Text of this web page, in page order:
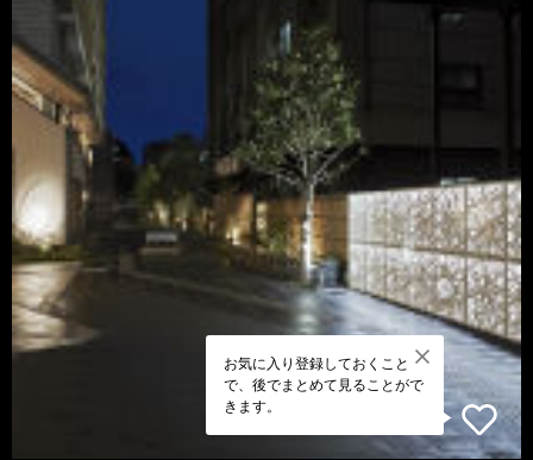
お気に入り登録しておくこと
で、後でまとめて見ることがで
きます。